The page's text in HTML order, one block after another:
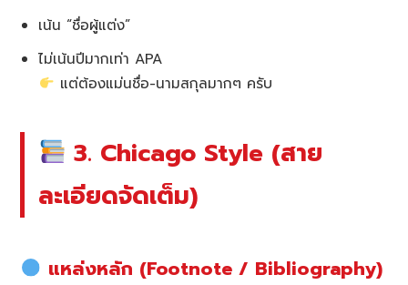
เน้น “ชื่อผู้แต่ง”
ไม่เน้นปีมากเท่า APA
แต่ต้องแม่นชื่อ-นามสกุลมากๆ ครับ
3. Chicago Style (สาย
ละเอียดจัดเต็ม)
แหล่งหลัก (Footnote / Bibliography)